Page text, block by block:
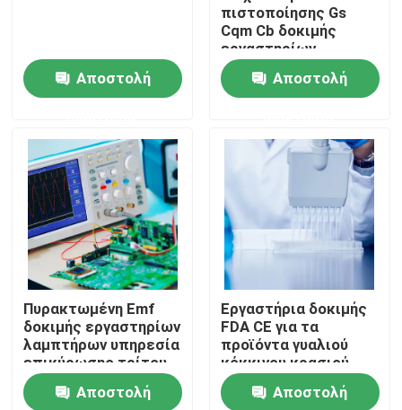
Σπίτι
εξεταστικά προϊόντα
Υπηρεσία πιστοποίησης
Γύρος εργαστηρίων
μας ελάτε σε επαφή με
Ειδήσεις
Αποστολή
πιστοποίησης Gs
Cqm Cb δοκιμής
εργαστηρίων
λαμπτήρων φακών
και υπηρεσία
πιστοποίησης
Αποστολή
Πυρακτωμένη Emf
δοκιμής εργαστηρίων
λαμπτήρων υπηρεσία
επικύρωσης τρίτου
cErp
Αποστολή
Εργαστήρια δοκιμής
FDA CE για τα
προϊόντα γυαλιού
κόκκινου κρασιού
Αποστολή